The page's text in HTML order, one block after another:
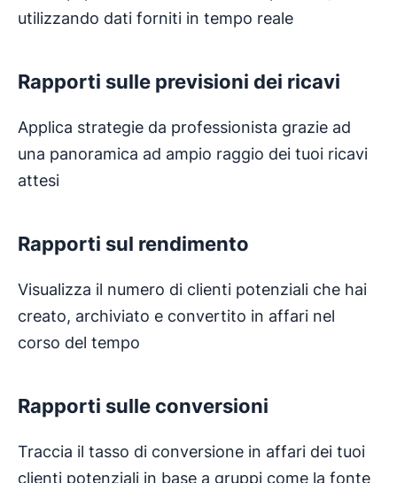
utilizzando dati forniti in tempo reale
Rapporti sulle previsioni dei ricavi
Applica strategie da professionista grazie ad
una panoramica ad ampio raggio dei tuoi ricavi
attesi
Rapporti sul rendimento
Visualizza il numero di clienti potenziali che hai
creato, archiviato e convertito in affari nel
corso del tempo
Rapporti sulle conversioni
Traccia il tasso di conversione in affari dei tuoi
clienti potenziali in base a gruppi come la fonte